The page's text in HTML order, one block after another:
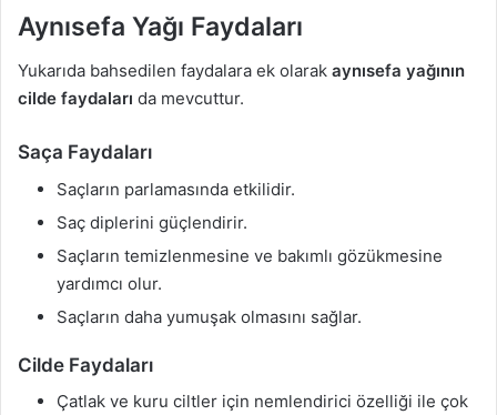
Aynısefa Yağı Faydaları
Yukarıda bahsedilen faydalara ek olarak aynısefa yağının
cilde faydaları da mevcuttur.
Saça Faydaları
Saçların parlamasında etkilidir.
Saç diplerini güçlendirir.
Saçların temizlenmesine ve bakımlı gözükmesine
yardımcı olur.
Saçların daha yumuşak olmasını sağlar.
Cilde Faydaları
Çatlak ve kuru ciltler için nemlendirici özelliği ile çok